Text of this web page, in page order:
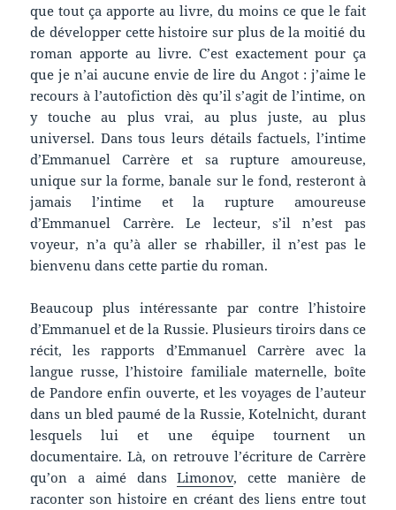
que tout ça apporte au livre, du moins ce que le fait
de développer cette histoire sur plus de la moitié du
roman apporte au livre. C’est exactement pour ça
que je n’ai aucune envie de lire du Angot : j’aime le
recours à l’autofiction dès qu’il s’agit de l’intime, on
y touche au plus vrai, au plus juste, au plus
universel. Dans tous leurs détails factuels, l’intime
d’Emmanuel Carrère et sa rupture amoureuse,
unique sur la forme, banale sur le fond, resteront à
jamais l’intime et la rupture amoureuse
d’Emmanuel Carrère. Le lecteur, s’il n’est pas
voyeur, n’a qu’à aller se rhabiller, il n’est pas le
bienvenu dans cette partie du roman.
Beaucoup plus intéressante par contre l’histoire
d’Emmanuel et de la Russie. Plusieurs tiroirs dans ce
récit, les rapports d’Emmanuel Carrère avec la
langue russe, l’histoire familiale maternelle, boîte
de Pandore enfin ouverte, et les voyages de l’auteur
dans un bled paumé de la Russie, Kotelnicht, durant
lesquels lui et une équipe tournent un
documentaire. Là, on retrouve l’écriture de Carrère
qu’on a aimé dansLimonov, cette manière de
raconter son histoire en créant des liens entre tout